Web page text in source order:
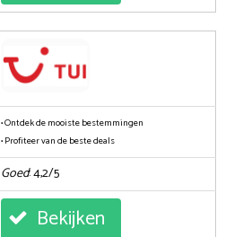
• Ontdek de mooiste bestemmingen
• Profiteer van de beste deals
Goed: 4,2/5
Bekijken